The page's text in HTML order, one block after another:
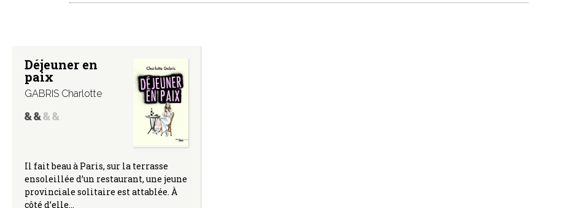
Déjeuner en
paix
GABRIS Charlotte
Il fait beau à Paris, sur la terrasse
ensoleillée d’un restaurant, une jeune
provinciale solitaire est attablée. À
côté d’elle…